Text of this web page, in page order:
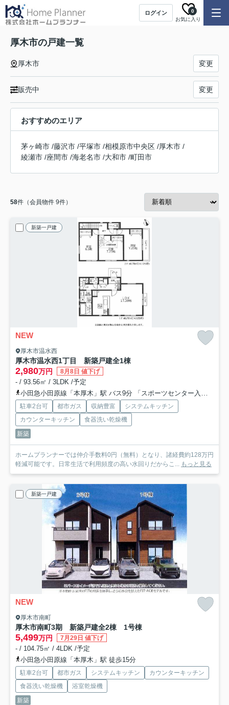
ログイン
お気に入り
0
厚木市の戸建一覧
厚木市 変更
販売中 変更
おすすめのエリア
茅ヶ崎市 /藤沢市 /平塚市 /相模原市中央区 /厚木市 /
綾瀬市 /座間市 /海老名市 /大和市 /町田市
58件（会員物件 9件）
新築一戸建
NEW
厚木市温水西
厚木市温水西1丁目 新築戸建全1棟
2,980万円 8月8日 値下げ
- / 93.56㎡ / 3LDK /予定
小田急小田原線「本厚木」駅 バス9分 「スポーツセンター入口」 停歩3分
駐車2台可 都市ガス 収納豊富
システムキッチン
カウンターキッチン
食器洗い乾燥機
新築
ホームプランナーでは仲介手数料0円（無料）となり、諸経費約128万円
軽減可能です。日常生活で利用頻度の高い水回りだからこ... もっと見る
新築一戸建
NEW
厚木市南町
厚木市南町3期 新築戸建全2棟 1号棟
5,499万円 7月29日 値下げ
- / 104.75㎡ / 4LDK /予定
小田急小田原線「本厚木」駅 徒歩15分
駐車2台可 都市ガス システムキッチン
カウンターキッチン
食器洗い乾燥機
浴室乾燥機
新築